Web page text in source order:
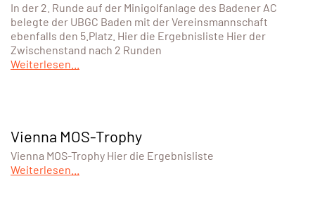
In der 2. Runde auf der Minigolfanlage des Badener AC
belegte der UBGC Baden mit der Vereinsmannschaft
ebenfalls den 5.Platz. Hier die Ergebnisliste Hier der
Zwischenstand nach 2 Runden
Weiterlesen...
Vienna MOS-Trophy
Vienna MOS-Trophy Hier die Ergebnisliste
Weiterlesen...